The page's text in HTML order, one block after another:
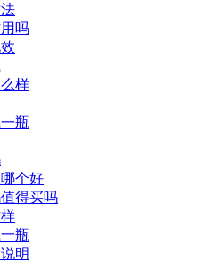
吗
样
瓶
个好
得买吗
瓶
明